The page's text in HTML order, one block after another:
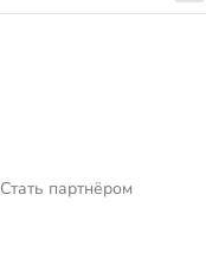
Стать партнёром